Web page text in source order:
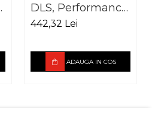
DLS, Performance
Advantage
442,32 Lei
ADAUGA IN COS